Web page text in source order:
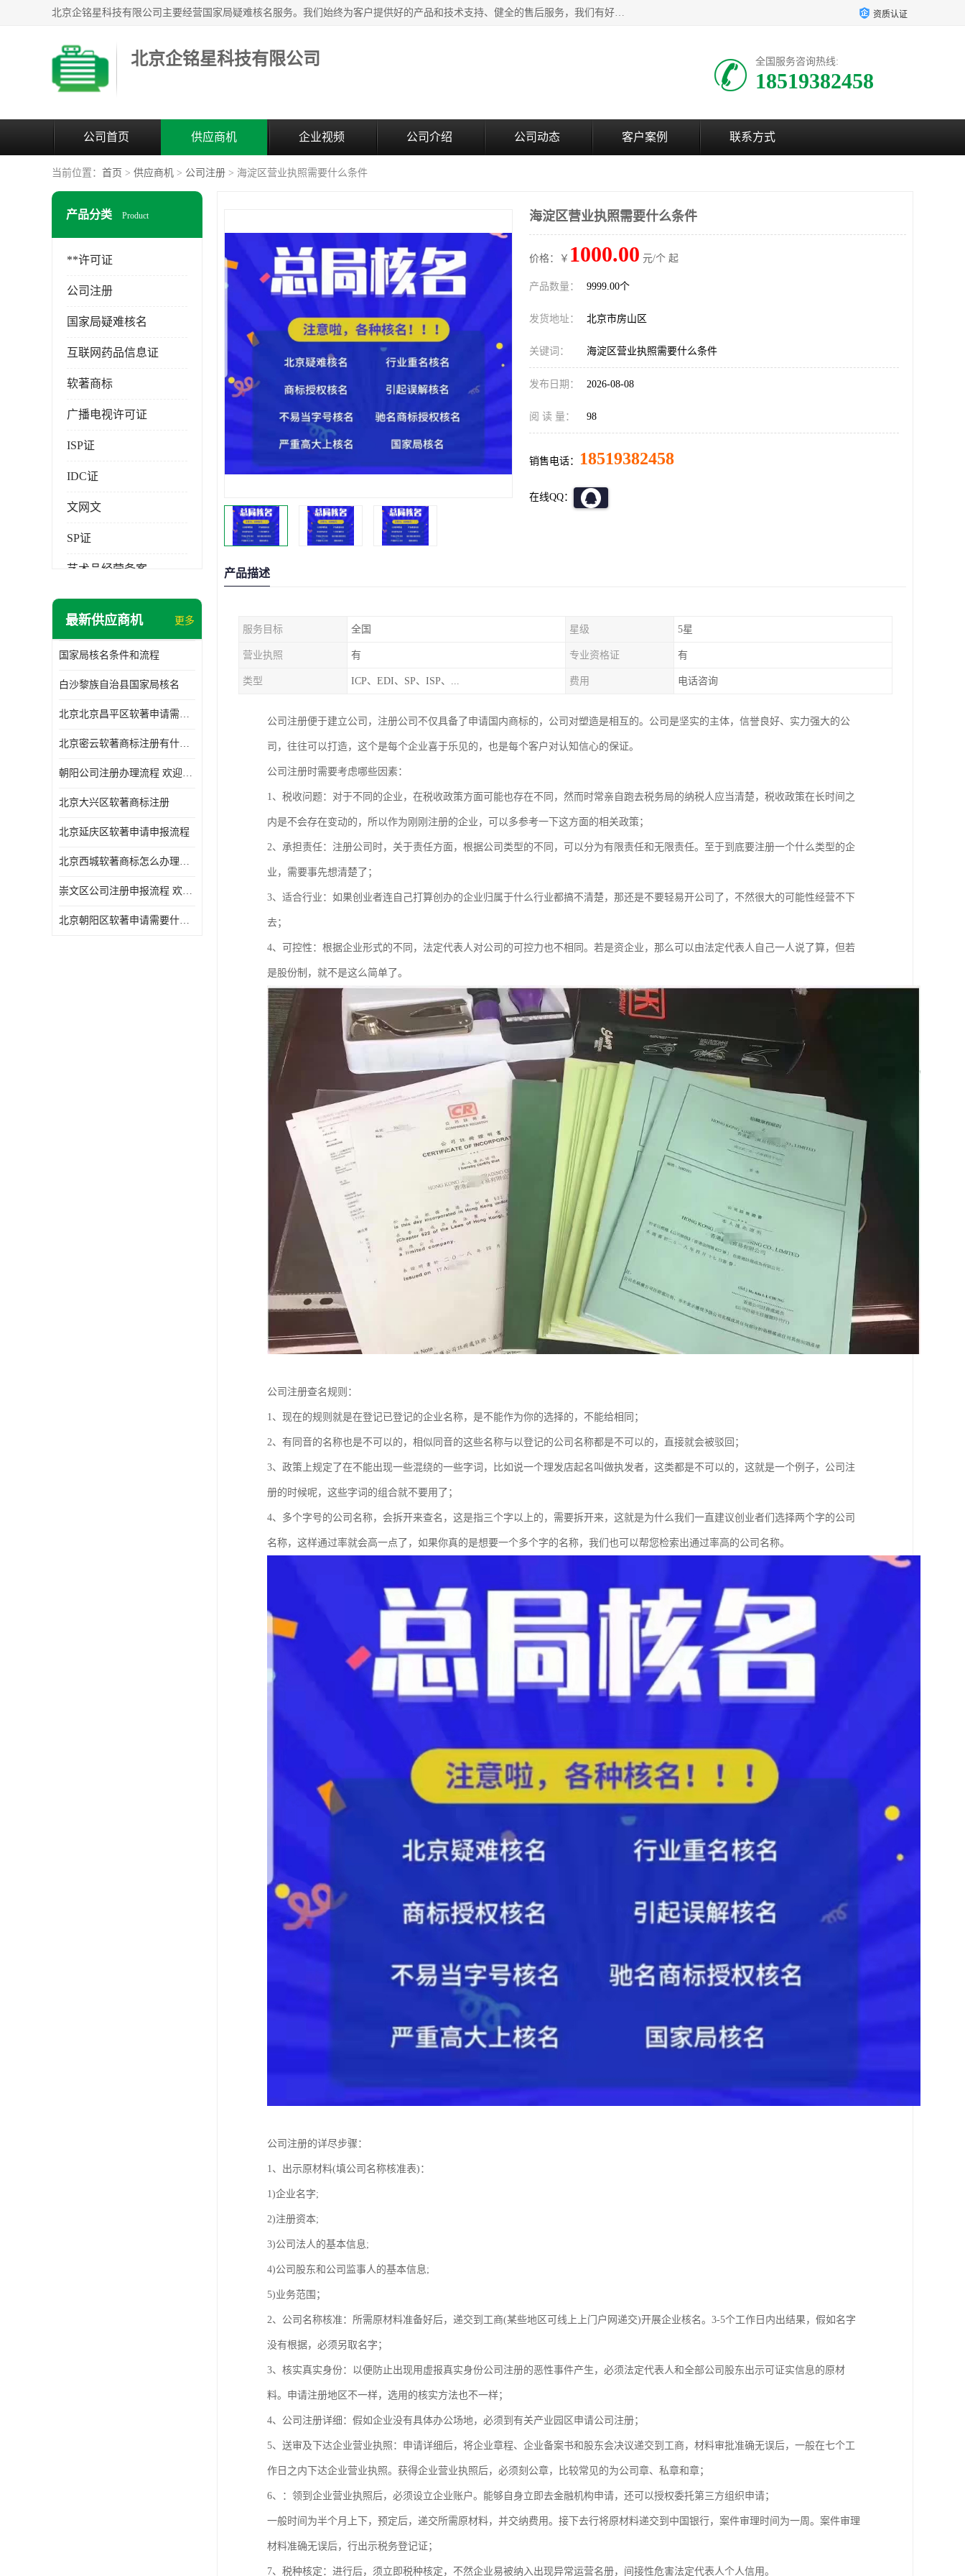
北京企铭星科技有限公司主要经营国家局疑难核名服务。我们始终为客户提供好的产品和技术支持、健全的售后服务，我们有好的产品和专业的销售和技术团队，我公司属于北京企业管理及投资咨询黄页行业，如果您对我公司的产品服务有兴趣，期待您在线留言或者来电咨询。 资质认证
北京企铭星科技有限公司 全国服务咨询热线:
18519382458
公司首页 供应商机 企业视频 公司介绍 公司动态 客户案例 联系方式
当前位置： 首页 > 供应商机 > 公司注册 > 海淀区营业执照需要什么条件
产品分类 Product
**许可证
公司注册
国家局疑难核名
互联网药品信息证
软著商标
广播电视许可证
ISP证
IDC证
文网文
SP证
艺术品经营备案
最新供应商机 更多
国家局核名条件和流程
白沙黎族自治县国家局核名
北京北京昌平区软著申请需要什么条件 软件著作权 欢迎电话咨询
北京密云软著商标注册有什么要求 软件著作权 欢迎电话咨询
朝阳公司注册办理流程 欢迎电话咨询
北京大兴区软著商标注册
北京延庆区软著申请申报流程
北京西城软著商标怎么办理流程 欢迎电话咨询
崇文区公司注册申报流程 欢迎电话咨询
北京朝阳区软著申请需要什么条件 欢迎电话咨询
海淀区营业执照需要什么条件
价格：￥ 1000.00 元/个 起
产品数量： 9999.00个
发货地址： 北京市房山区
关键词： 海淀区营业执照需要什么条件
发布日期： 2026-08-08
阅 读 量： 98
销售电话： 18519382458
在线QQ：
产品描述
服务目标 全国 星级 5星
营业执照 有 专业资格证 有
类型 ICP、EDI、SP、ISP、... 费用 电话咨询
公司注册便于建立公司，注册公司不仅具备了申请国内商标的，公司对塑造是相互的。公司是坚实的主体，信誉良好、实力强大的公
司，往往可以打造，这个是每个企业喜于乐见的，也是每个客户对认知信心的保证。
公司注册时需要考虑哪些因素：
1、税收问题：对于不同的企业，在税收政策方面可能也存在不同，然而时常亲自跑去税务局的纳税人应当清楚，税收政策在长时间之
内是不会存在变动的，所以作为刚刚注册的企业，可以多参考一下这方面的相关政策；
2、承担责任：注册公司时，关于责任方面，根据公司类型的不同，可以分为有限责任和无限责任。至于到底要注册一个什么类型的企
业，需要事先想清楚了；
3、适合行业：如果创业者连自己打算创办的企业归属于什么行业都搞不清楚，那还是不要轻易开公司了，不然很大的可能性经营不下
去；
4、可控性：根据企业形式的不同，法定代表人对公司的可控力也不相同。若是资企业，那么可以由法定代表人自己一人说了算，但若
是股份制，就不是这么简单了。
公司注册查名规则：
1、现在的规则就是在登记已登记的企业名称，是不能作为你的选择的，不能给相同；
2、有同音的名称也是不可以的，相似同音的这些名称与以登记的公司名称都是不可以的，直接就会被驳回；
3、政策上规定了在不能出现一些混绕的一些字词，比如说一个理发店起名叫做执发者，这类都是不可以的，这就是一个例子，公司注
册的时候呢，这些字词的组合就不要用了；
4、多个字号的公司名称，会拆开来查名，这是指三个字以上的，需要拆开来，这就是为什么我们一直建议创业者们选择两个字的公司
名称，这样通过率就会高一点了，如果你真的是想要一个多个字的名称，我们也可以帮您检索出通过率高的公司名称。
公司注册的详尽步骤：
1、出示原材料(填公司名称核准表)：
1)企业名字;
2)注册资本;
3)公司法人的基本信息;
4)公司股东和公司监事人的基本信息;
5)业务范围；
2、公司名称核准：所需原材料准备好后，递交到工商(某些地区可线上上门户网递交)开展企业核名。3-5个工作日内出结果，假如名字
没有根据，必须另取名字；
3、核实真实身份：以便防止出现用虚报真实身份公司注册的恶性事件产生，必须法定代表人和全部公司股东出示可证实信息的原材
料。申请注册地区不一样，选用的核实方法也不一样；
4、公司注册详细：假如企业没有具体办公场地，必须到有关产业园区申请公司注册；
5、送审及下达企业营业执照：申请详细后，将企业章程、企业备案书和股东会决议递交到工商，材料审批准确无误后，一般在七个工
作日之内下达企业营业执照。获得企业营业执照后，必须刻公章，比较常见的为公司章、私章和章；
6、：领到企业营业执照后，必须设立企业账户。能够自身立即去金融机构申请，还可以授权委托第三方组织申请；
一般时间为半个月上下，预定后，递交所需原材料，并交纳费用。接下去行将原材料递交到中国银行，案件审理时间为一周。案件审理
材料准确无误后，行出示税务登记证；
7、税种核定：进行后，须立即税种核定，不然企业易被纳入出现异常运营名册，间接性危害法定代表人个人信用。